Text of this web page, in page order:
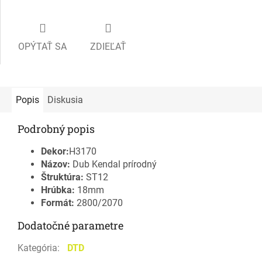
OPÝTAŤ SA ZDIEĽAŤ
Popis Diskusia
Podrobný popis
Dekor:H3170
Názov: Dub Kendal prírodný
Štruktúra: ST12
Hrúbka: 18mm
Formát: 2800/2070
Dodatočné parametre
Kategória:
DTD